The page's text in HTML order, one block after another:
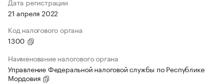
Дата регистрации
21 апреля 2022
Код налогового органа
1300
Наименование налогового органа
Управление Федеральной налоговой службы по Республике
Мордовия